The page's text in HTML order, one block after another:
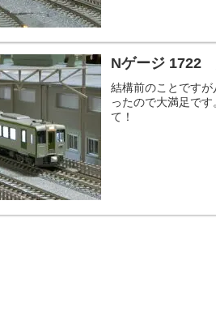
Nゲージ 1722
結構前のことです
ったので大満足で
て！